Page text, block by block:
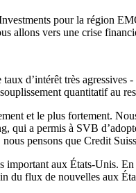
pour la région
allons vers une crise
d’intérêt très
quantitatif au
et le plus fortement.
qui a permis à SVB
pensons que Credit
important aux États-Unis.
du flux de nouvelles aux